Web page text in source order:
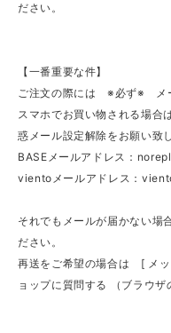
ださい。
【一番重要な件】
ご注文の際には ※必ず※ メ
スマホでお買い物される場合
惑メール設定解除をお願い致
BASEメールアドレス：
vientoメールアドレス：
それでもメールが届かない場
ださい。
再送をご希望の場合は [ メ
ョップに質問する （ブラウ